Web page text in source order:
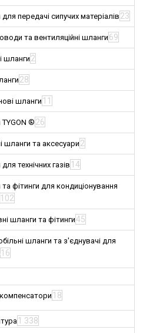
передачі сипучих матеріалів 23
та вентиляційні шланги 69
шланги2
28
шланги 11
®26
шланги та аксесуари 2
технічних газів 14
фітинги для кондиціонування
102
шланги та фітинги45
шланги та з'єднувачі для
16
18
1 338